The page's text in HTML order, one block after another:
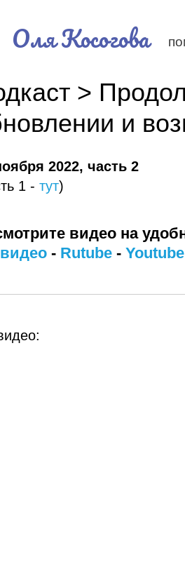
Оля Косогова
>
и
2022, часть 2
1 - тут)
видео на
- Rutube - Youtube